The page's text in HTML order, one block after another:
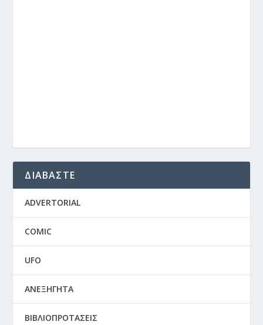
ΔΙΑΒΑΣΤΕ
ADVERTORIAL
COMIC
UFO
ΑΝΕΞΗΓΗΤΑ
ΒΙΒΛΙΟΠΡΟΤΑΣΕΙΣ